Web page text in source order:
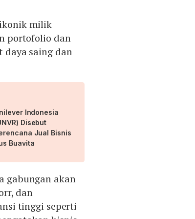
milik
portofolio dan
saing dan
Indonesia
Disebut
Jual Bisnis
Buavita
gabungan akan
dan
tinggi seperti